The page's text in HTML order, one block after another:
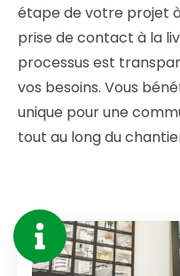
étape de votre projet
prise de contact à la
processus est
vos besoins. Vous
unique pour une
tout au long du